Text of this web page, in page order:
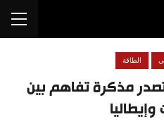
مذكرة تفاهم بين
وإيطاليا
الطاقة